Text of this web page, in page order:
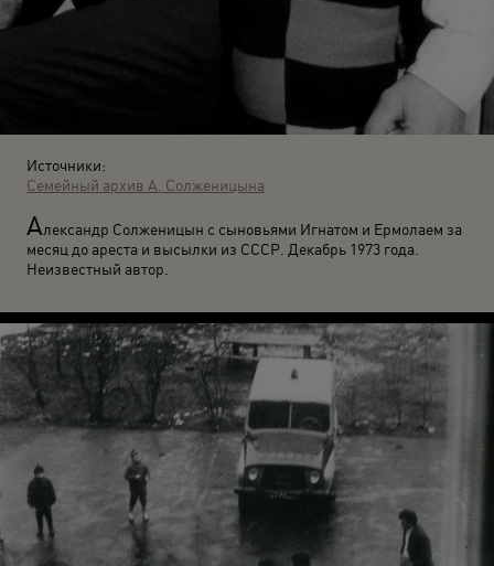
Источники:
Семейный архив А. Солженицына
Александр Солженицын с сыновьями Игнатом и Ермолаем за
месяц до ареста и высылки из СССР. Декабрь 1973 года.
Неизвестный автор.